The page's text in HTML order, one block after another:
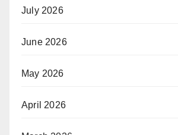
July 2026
June 2026
May 2026
April 2026